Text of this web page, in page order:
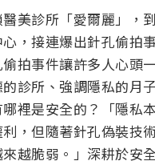
美診所「愛爾麗」，
，接連爆出針孔偷拍
拍事件讓許多人心頭
診所、強調隱私的月
裡是安全的？「隱私
，但隨著針孔偽裝技
越脆弱。」深耕於安